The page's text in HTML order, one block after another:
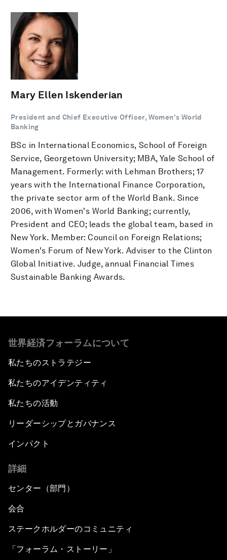
Mary Ellen Iskenderian
President and Chief Executive Officer, Women's World
Banking
BSc in International Economics, School of Foreign
Service, Georgetown University; MBA, Yale School of
Management. Formerly: with Lehman Brothers; 17
years with the International Finance Corporation,
the private sector arm of the World Bank. Since
2006, with Women's World Banking; currently,
President and CEO; leads the global team, based in
New York. Member: Council on Foreign Relations;
Women's Forum of New York. Adviser to the Clinton
Global Initiative. Judge, annual Financial Times
Sustainable Banking Awards.
世界経済フォーラムについて
私たちのストラテジー
私たちのアイデンティティ
私たちの活動
リーダーシップとガバナンス
インパクト
詳細
センター（部門）
会合
ステークホルダーのコミュニティ
「フォーラム・ストーリー」